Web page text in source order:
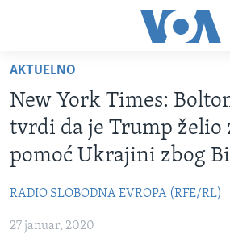
glavni
sadržaj
Pređi
na
glavnu
Idi
na
pretragu
TV PROGRAM
VIDEO
FOTOGRAFIJE DANA
SJEDINJENE AMERIČKE DRŽAVE
BOSNA I HERCEGOVINA
NAUKA I TEHNOLOGIJA
SPECIJALNI PROJEKTI
AKTUELNO
New York Times:
tvrdi da je Trump želio
pomoć Ukrajini zbog
RADIO SLOBODNA EVROPA (RFE/RL)
27 januar, 2020